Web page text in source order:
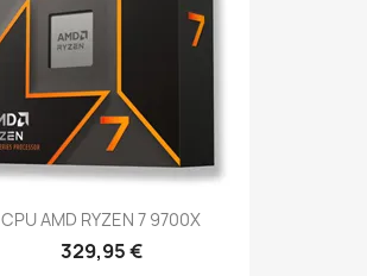
CPU AMD RYZEN 7 9700X
329,95 €